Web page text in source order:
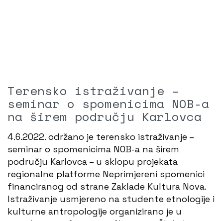
Terensko istraživanje –
seminar o spomenicima NOB-a
na širem području Karlovca
4.6.2022. održano je terensko istraživanje –
seminar o spomenicima NOB-a na širem
području Karlovca – u sklopu projekata
regionalne platforme Neprimjereni spomenici
financiranog od strane Zaklade Kultura Nova.
Istraživanje usmjereno na studente etnologije i
kulturne antropologije organizirano je u